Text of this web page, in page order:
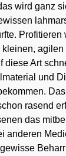
wird ganz
klei­nen,
die­se Art
und
rasend
das
ande­ren